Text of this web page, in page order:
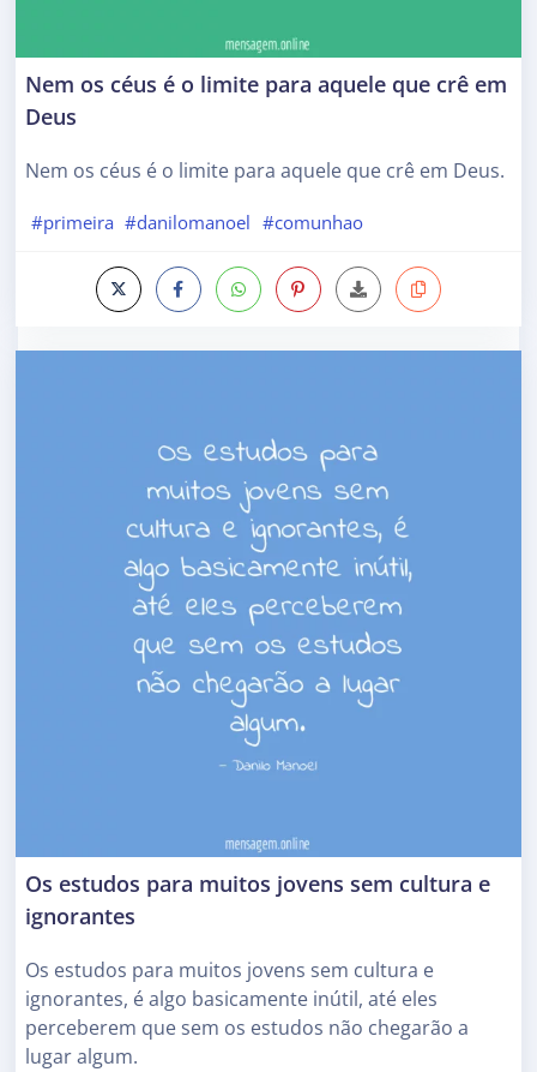
Nem os céus é o limite para aquele que crê em
Deus
Nem os céus é o limite para aquele que crê em Deus.
#primeira #danilomanoel #comunhao
Os estudos para muitos jovens sem cultura e
ignorantes
Os estudos para muitos jovens sem cultura e
ignorantes, é algo basicamente inútil, até eles
perceberem que sem os estudos não chegarão a
lugar algum.